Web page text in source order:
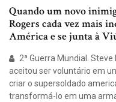
Quando um novo
Rogers cada vez mais
América e se junta à
2ª Guerra Mundial.
aceitou ser voluntário em
criar o supersoldado
transformá-lo em uma